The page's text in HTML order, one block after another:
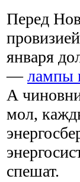
Перед
января
—лампы
А
мол,
спешат.